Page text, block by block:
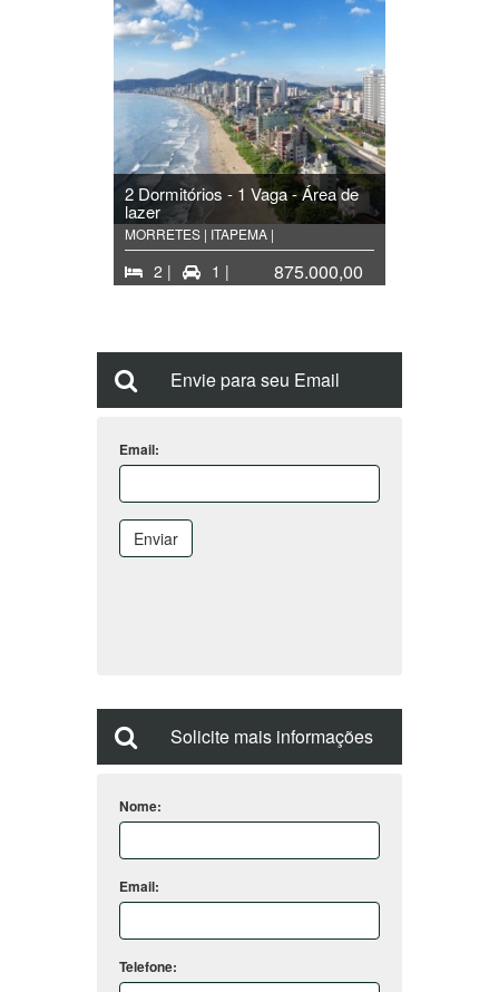
2 Dormitórios - 1 Vaga - Área de
lazer
MORRETES | ITAPEMA |
2 | 1 | 875.000,00
Envie para seu Email
Email:
Enviar
Solicite mais informações
Nome:
Email:
Telefone: